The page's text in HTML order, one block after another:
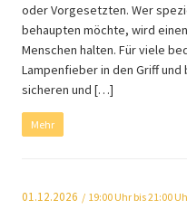
oder Vorgesetzten. Wer
behaupten möchte, wird
Menschen halten. Für viele
Lampenfieber in den Griff
sicheren und […]
Mehr
01.12.2026 19:00 Uhr bis 21:00